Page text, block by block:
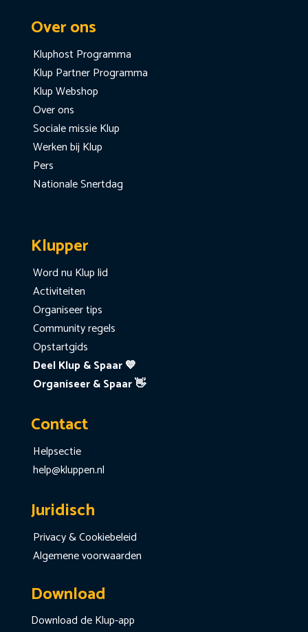
Over ons
Kluphost Programma
Klup Partner Programma
Klup Webshop
Over ons
Sociale missie Klup
Werken bij Klup
Pers
Nationale Snertdag
Klupper
Word nu Klup lid
Activiteiten
Organiseer tips
Community regels
Opstartgids
Deel Klup & Spaar 💙
Organiseer & Spaar 👋
Contact
Helpsectie
help@kluppen.nl
Juridisch
Privacy & Cookiebeleid
Algemene voorwaarden
Download
Download de Klup-app